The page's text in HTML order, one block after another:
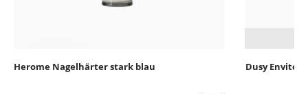
Herome Nagelhärter stark blau Dusy Envite